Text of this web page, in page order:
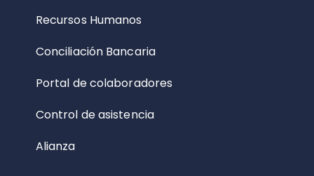
Recursos Humanos
Conciliación Bancaria
Portal de colaboradores
Control de asistencia
Alianza